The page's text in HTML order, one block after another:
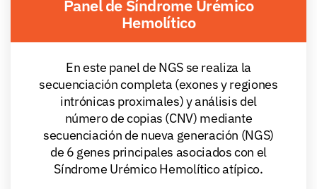
Panel de Síndrome Urémico
Hemolítico
En este panel de NGS se realiza la
secuenciación completa (exones y regiones
intrónicas proximales) y análisis del
número de copias (CNV) mediante
secuenciación de nueva generación (NGS)
de 6 genes principales asociados con el
Síndrome Urémico Hemolítico atípico.